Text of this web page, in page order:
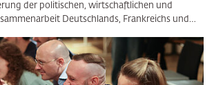
der politischen, wirtschaftlichen und
Deutschlands, Frankreichs und…